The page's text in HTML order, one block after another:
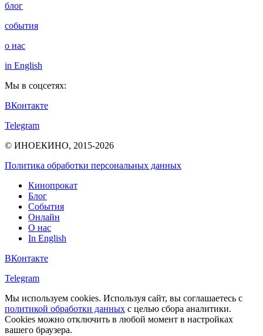
блог
события
о нас
in English
Мы в соцсетях:
ВКонтакте
Telegram
© ИНОЕКИНО, 2015-2026
Политика обработки персональных данных
Кинопрокат
Блог
События
Онлайн
О нас
In English
ВКонтакте
Telegram
Мы используем cookies. Используя сайт, вы соглашаетесь с
политикой обработки данных с целью сбора аналитики.
Cookies можно отключить в любой момент в настройках
вашего браузера.